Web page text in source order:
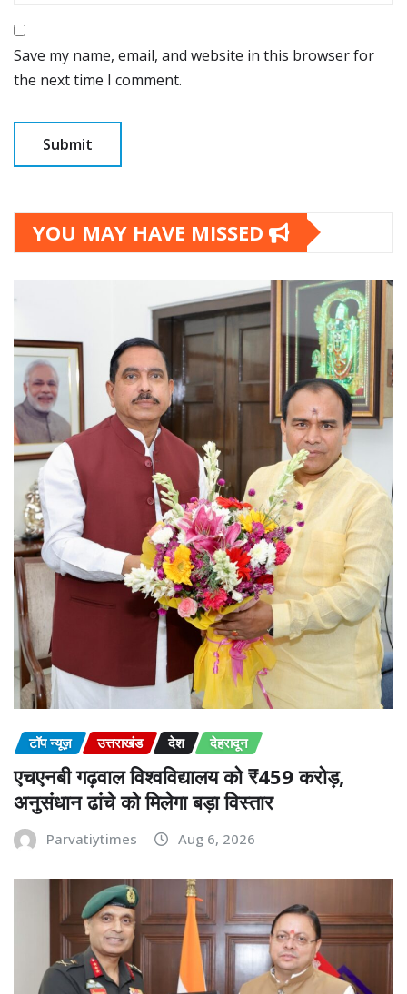
Save my name, email, and website in this browser for
the next time I comment.
YOU MAY HAVE MISSED
टॉप न्यूज़ उत्तराखंड देश देहरादून
एचएनबी गढ़वाल विश्वविद्यालय को ₹459 करोड़,
अनुसंधान ढांचे को मिलेगा बड़ा विस्तार
Parvatiytimes Aug 6, 2026